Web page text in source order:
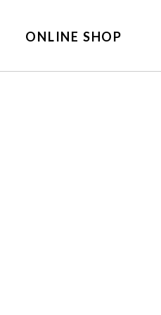
ONLINE SHOP